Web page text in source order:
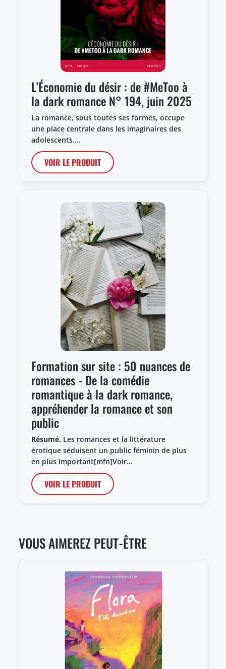
L'Économie du désir : de #MeToo à
la dark romance N° 194, juin 2025
La romance, sous toutes ses formes, occupe
une place centrale dans les imaginaires des
adolescents.…
VOIR LE PRODUIT
Formation sur site : 50 nuances de
romances - De la comédie
romantique à la dark romance,
appréhender la romance et son
public
Résumé. Les romances et la littérature
érotique séduisent un public féminin de plus
en plus important[mfn]Voir…
VOIR LE PRODUIT
VOUS AIMEREZ PEUT-ÊTRE